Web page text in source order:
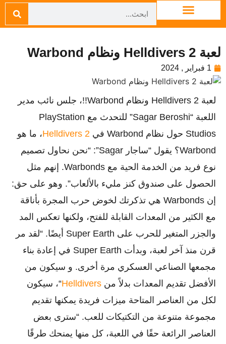
لعبة Helldivers 2 ونظام Warbond
1 فبراير , 2024
لعبة Helldivers 2 ونظام Warbond!!، جلس نائب مدير
اللعبة “Sagar Beroshi” للتحدث مع PlayStation
Studios حول نظام Warbond في
Helldivers 2، ما هو
Warbond؟ يقول “ساجار Sagar”: “نحن نحاول تصميم
نوع فريد من الخدمة الحية مع Warbonds. إنهم مثل
الحصول على صندوق كنز مليء بالألعاب”. وهو على حق:
إن Warbonds هي تذكرتك لخوض حرب المجرة بأناقة
مع الكثير من المعدات القابلة للفتح، ولكنها تعكس المد
والجزر المتغير للحرب على Super Earth أيضًا. “لقد مر
قرن منذ آخر لعبة، وبدأت Super Earth في إعادة بناء
مجمعها الصناعي العسكري مرة أخرى. و سيكون من
الأفضل تقديم المعدات بدلاً من Helldivers“، سيكون
لكل من العناصر المتاحة ميزات فريدة يمكنها تقديم
مجموعة متنوعة من التكتيكات للعب. “سترى بعض
العناصر الرائعة حقًا في اللعبة، كل منها يمنحك طرقًا